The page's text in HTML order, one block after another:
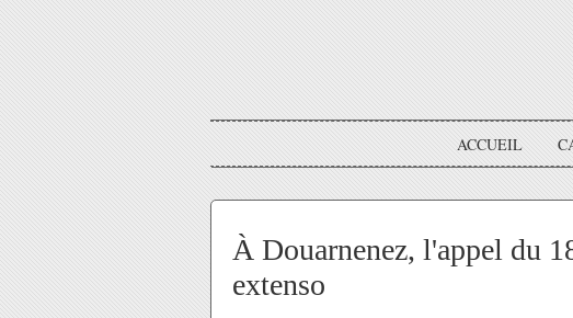
ACCUEIL
À Douarnenez, l'appel du
extenso